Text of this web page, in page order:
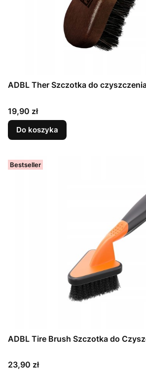
ADBL Ther Szczotka do
Cena
19,90 zł
Do koszyka
Bestseller
ADBL Tire Brush Szczotka do
Cena
23,90 zł